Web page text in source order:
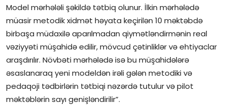
Model mərhələli şəkildə tətbiq olunur. İlkin mərhələdə
müasir metodik xidmət həyata keçirilən 10 məktəbdə
birbaşa müdaxilə aparılmadan qiymətləndirmənin real
vəziyyəti müşahidə edilir, mövcud çətinliklər və ehtiyaclar
araşdırılır. Növbəti mərhələdə isə bu müşahidələrə
əsaslanaraq yeni modeldən irəli gələn metodiki və
pedaqoji tədbirlərin tətbiqi nəzərdə tutulur və pilot
məktəblərin sayı genişləndirilir”.